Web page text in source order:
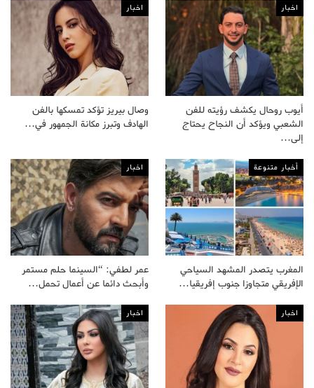
اخبار
أيوب روحال يكشف رؤيته للفن
الشعبي ويؤكد أن النجاح يحتاج
إلى…
اخبار
وصال بيريز تؤكد تمسكها بالفن
الهادف وتبرز مكانة الجمهور في…
أخبار متنوعة
المغرب يتصدر المشهد السياحي
الإفريقي متجاوزا جنوب إفريقيا…
اخبار
عمر لطفي: “السينما حلم مستمر
وأبحث دائما عن أعمال تحمل…
اخبار اخبار